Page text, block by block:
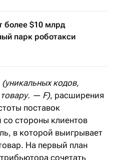
более $10 млрд
парк роботакси
(уникальных кодов,
— F), расширения
поставок
со стороны клиентов
в которой выигрывает
На первый план
сочетать